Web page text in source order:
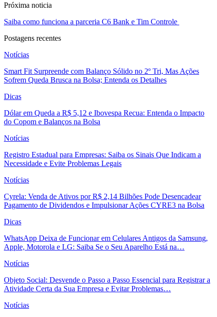
Próxima noticia
Saiba como funciona a parceria C6 Bank e Tim Controle
Postagens recentes
Notícias
Smart Fit Surpreende com Balanço Sólido no 2º Tri, Mas Ações
Sofrem Queda Brusca na Bolsa; Entenda os Detalhes
Dicas
Dólar em Queda a R$ 5,12 e Ibovespa Recua: Entenda o Impacto
do Copom e Balanços na Bolsa
Notícias
Registro Estadual para Empresas: Saiba os Sinais Que Indicam a
Necessidade e Evite Problemas Legais
Notícias
Cyrela: Venda de Ativos por R$ 2,14 Bilhões Pode Desencadear
Pagamento de Dividendos e Impulsionar Ações CYRE3 na Bolsa
Dicas
WhatsApp Deixa de Funcionar em Celulares Antigos da Samsung,
Apple, Motorola e LG: Saiba Se o Seu Aparelho Está na…
Notícias
Objeto Social: Desvende o Passo a Passo Essencial para Registrar a
Atividade Certa da Sua Empresa e Evitar Problemas…
Notícias